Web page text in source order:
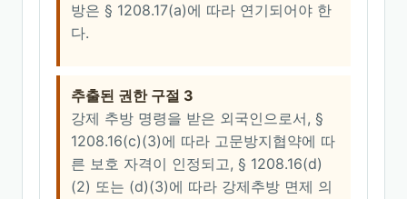
방은 § 1208.17(a)에 따라 연기되어야 한
다.
추출된 권한 구절 3
강제 추방 명령을 받은 외국인으로서, §
1208.16(c)(3)에 따라 고문방지협약에 따
른 보호 자격이 인정되고, § 1208.16(d)
(2) 또는 (d)(3)에 따라 강제추방 면제 의